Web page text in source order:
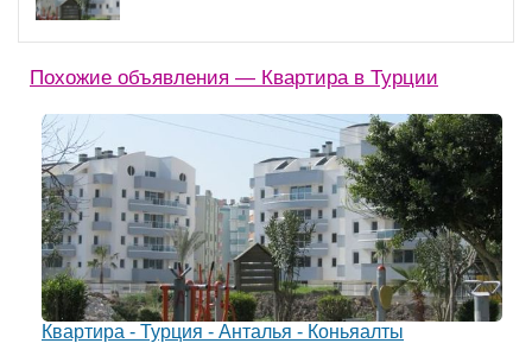
Похожие объявления — Квартира в Турции
Квартира - Турция - Анталья - Коньяалты